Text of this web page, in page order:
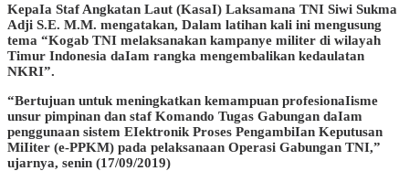
KepaIa Staf Angkatan Laut (KasaI) Laksamana TNI Siwi Sukma
Adji S.E. M.M. mengatakan, Dalam latihan kali ini mengusung
tema “Kogab TNI melaksanakan kampanye militer di wilayah
Timur Indonesia daIam rangka mengembalikan kedaulatan
NKRI”.
“Bertujuan untuk meningkatkan kemampuan profesionaIisme
unsur pimpinan dan staf Komando Tugas Gabungan daIam
penggunaan sistem EIektronik Proses PengambiIan Keputusan
MiIiter (e-PPKM) pada pelaksanaan Operasi Gabungan TNI,”
ujarnya, senin (17/09/2019)